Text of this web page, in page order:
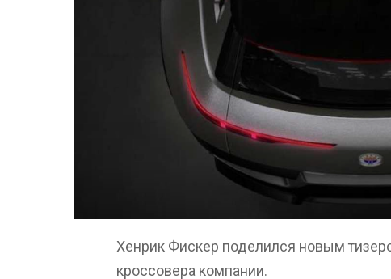
Хенрик Фискер поделился новым
кроссовера компании.